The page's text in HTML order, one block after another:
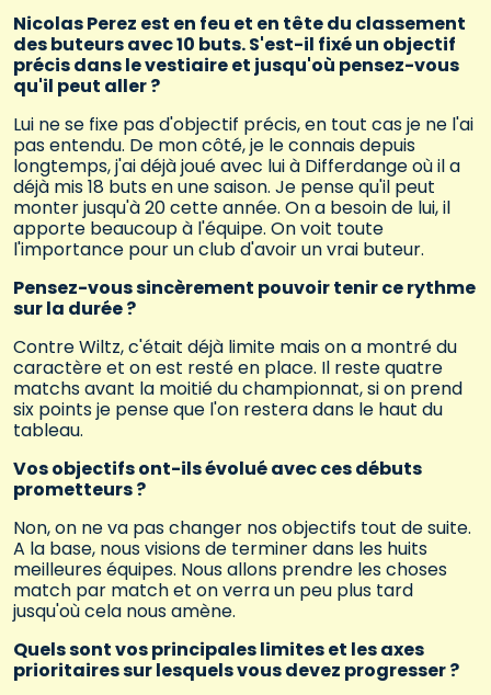
Nicolas Perez est en feu et en tête du classement
des buteurs avec 10 buts. S'est-il fixé un objectif
précis dans le vestiaire et jusqu'où pensez-vous
qu'il peut aller ?
Lui ne se fixe pas d'objectif précis, en tout cas je ne l'ai
pas entendu. De mon côté, je le connais depuis
longtemps, j'ai déjà joué avec lui à Differdange où il a
déjà mis 18 buts en une saison. Je pense qu'il peut
monter jusqu'à 20 cette année. On a besoin de lui, il
apporte beaucoup à l'équipe. On voit toute
l'importance pour un club d'avoir un vrai buteur.
Pensez-vous sincèrement pouvoir tenir ce rythme
sur la durée ?
Contre Wiltz, c'était déjà limite mais on a montré du
caractère et on est resté en place. Il reste quatre
matchs avant la moitié du championnat, si on prend
six points je pense que l'on restera dans le haut du
tableau.
Vos objectifs ont-ils évolué avec ces débuts
prometteurs ?
Non, on ne va pas changer nos objectifs tout de suite.
A la base, nous visions de terminer dans les huits
meilleures équipes. Nous allons prendre les choses
match par match et on verra un peu plus tard
jusqu'où cela nous amène.
Quels sont vos principales limites et les axes
prioritaires sur lesquels vous devez progresser ?